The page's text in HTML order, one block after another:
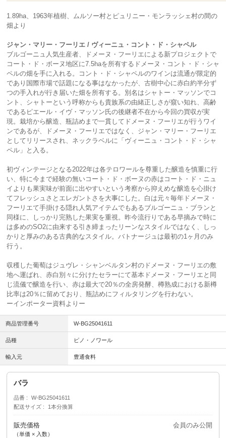
1.89ha、1963年植樹、ムルソー村とピュリニー・モンラッシェ村の間の
畑より
ジャン・マリー・フーリエ / ヴィーニュ・コント・ド・シャペル
ブルゴーニュ人気生産者、ドメーヌ・フーリエによる新プロジェクトで
コート・ド・ボーヌ地区に7.5haを所有するドメーヌ・コント・ド・シャ
ペルの畑を手に入れる。コント・ド・シャペルのワインは流通が限定的
であり国際市場で話題になる事はなかったが、古樹中心に赤白約半分ず
つの手入れが行き届いた畑を所有する。別名はシャトー・マッソンでコ
ント、シャトーという呼称からも貴族系の由緒正しさが窺い知れ、高齢
であるピエール・イヴ・マッソン氏の後継者不在から今回の買収が実
現。栽培から醸造、瓶詰めまで一貫してドメーヌ・フーリエが行うワイ
ンであるが、ドメーヌ・フーリエではなく、ジャン・マリー・フーリエ
としてリリースされ、ネックラベルに「ヴィーニュ・コント・ド・シャ
ペル」と入る。
初ヴィンテージとなる2022年は各テロワールを尊重した醸造を慎重に行
い、特に今まで経験の無いコート・ド・ボーヌの赤はコート・ド・ニュ
イよりも果実味が前面に出やすいという考察から抑えめな醸造を心掛け
てフレッシュさとエレガントさを大事にした。白は元々毎年ドメーヌ・
フーリエて手掛ける隠れ人気アイテムでもあるブルゴーニュ・ブランと
同様に、しっかり完熟した果実を重視。昨今流行りである早摘みで時に
は多めのSO2に由来する引き締まったリーンなスタイルではなく、しっ
かりと厚みのある古典的なスタイル。バトナージュは最初の1ヶ月のみ
行う。
収穫した葡萄はジュヴレ・シャンベルタン村のドメーヌ・フーリエの敷
地へ運ばれ、赤白別々に分けたセラーにて基本ドメーヌ・フーリエと同
じ流儀で醸造を行い、赤は最大で20％の全房発酵、樽熟成における新樽
比率は20％に留めており、瓶詰めにフィルタリングを行わない。
ーインポーター資料よりー
商品管理番号 W-BG25041611
品種 ピノ・ノワール
輸入元 豊通食料
バラ
品番
W-BG25041611
配送サイズ
1本分換算
販売価格
（単価 × 入数）
会員のみ公開